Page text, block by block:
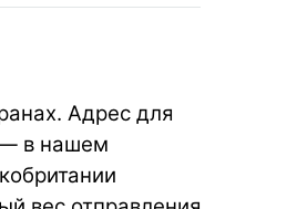
Адрес для
— в нашем